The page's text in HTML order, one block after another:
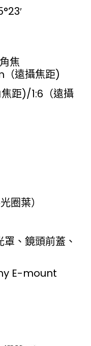
焦
遠攝焦距)
距)/1:6（遠攝
圈葉）
、鏡頭前蓋、
E-mount